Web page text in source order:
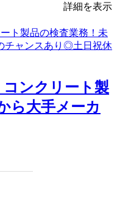
詳細を表示
コンクリート製
ら大手メーカ